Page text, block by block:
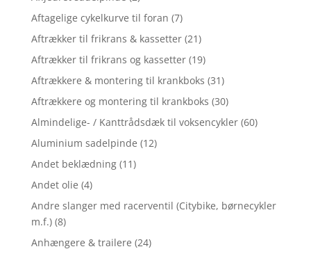
Aftagelige cykelkurve til foran (7)
Aftrækker til frikrans & kassetter (21)
Aftrækker til frikrans og kassetter (19)
Aftrækkere & montering til krankboks (31)
Aftrækkere og montering til krankboks (30)
Almindelige- / Kanttrådsdæk til voksencykler (60)
Aluminium sadelpinde (12)
Andet beklædning (11)
Andet olie (4)
Andre slanger med racerventil (Citybike, børnecykler
m.f.) (8)
Anhængere & trailere (24)